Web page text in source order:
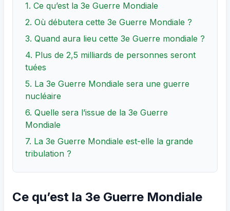
1. Ce qu’est la 3e Guerre Mondiale
2. Où débutera cette 3e Guerre Mondiale ?
3. Quand aura lieu cette 3e Guerre mondiale ?
4. Plus de 2,5 milliards de personnes seront
tuées
5. La 3e Guerre Mondiale sera une guerre
nucléaire
6. Quelle sera l’issue de la 3e Guerre
Mondiale
7. La 3e Guerre Mondiale est-elle la grande
tribulation ?
Ce qu’est la 3e Guerre Mondiale